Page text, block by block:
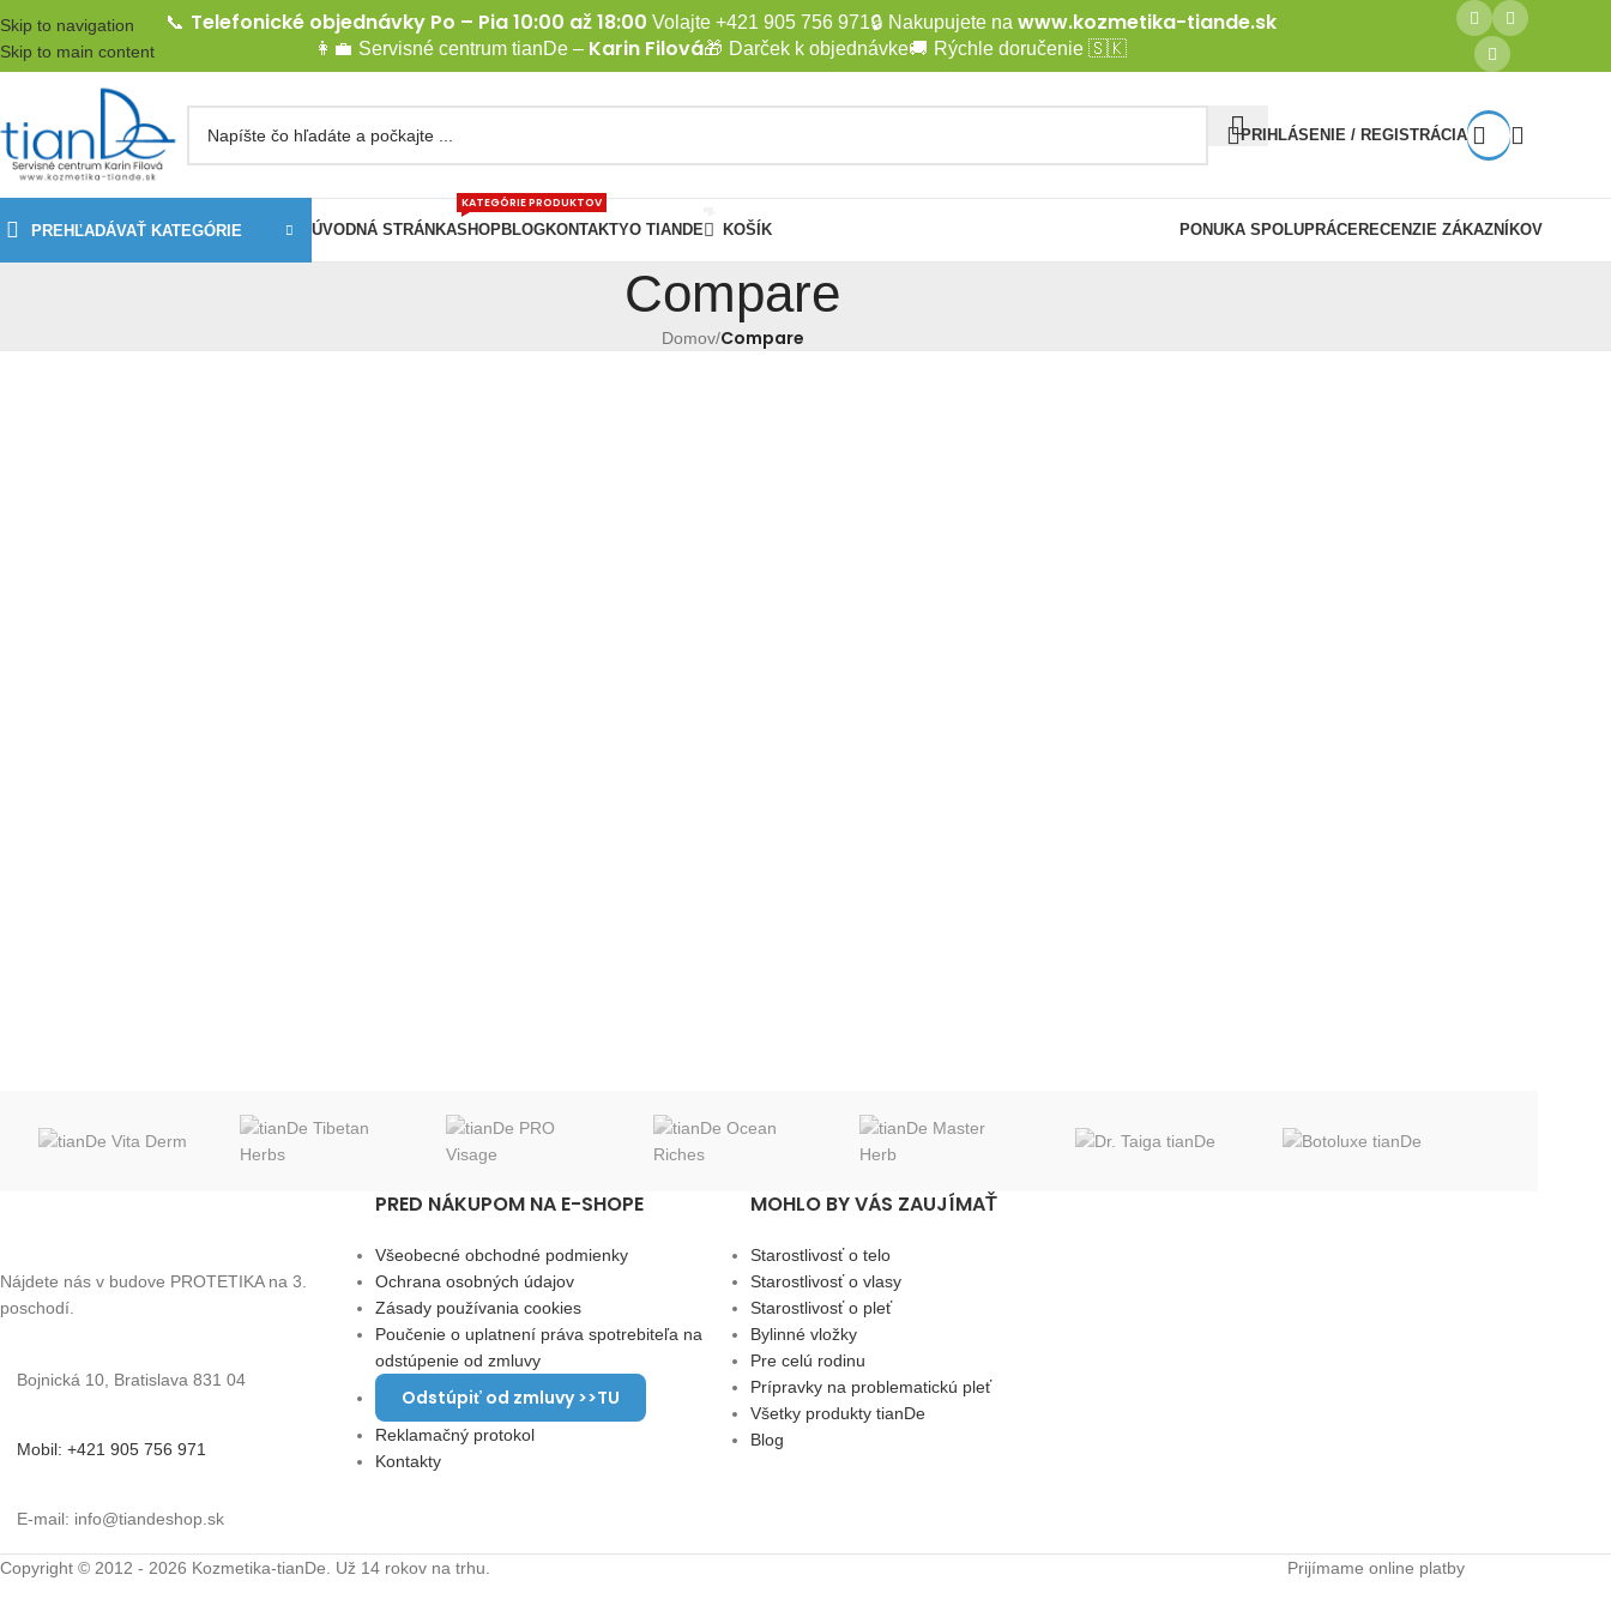
Skip to navigation
Skip to main content
📞 Telefonické objednávky Po – Pia 10:00 až 18:00 Volajte +421 905 756 971🔒 Nakupujete na www.kozmetika-tiande.sk
👩‍💼 Servisné centrum tianDe – Karin Filová🎁 Darček k objednávke🚚 Rýchle doručenie 🇸🇰
PRIHLÁSENIE / REGISTRÁCIA
PREHĽADÁVAŤ KATEGÓRIE ÚVODNÁ STRÁNKASHOP
KATEGÓRIE PRODUKTOV
BLOGKONTAKTYO TIANDE KOŠÍK PONUKA SPOLUPRÁCERECENZIE ZÁKAZNÍKOV
Compare
Domov/Compare
Nájdete nás v budove PROTETIKA na 3.
poschodí.
Bojnická 10, Bratislava 831 04
Mobil: +421 905 756 971
E-mail: info@tiandeshop.sk
PRED NÁKUPOM NA E-SHOPE
Všeobecné obchodné podmienky
Ochrana osobných údajov
Zásady používania cookies
Poučenie o uplatnení práva spotrebiteľa na
odstúpenie od zmluvy
Odstúpiť od zmluvy >>TU
Reklamačný protokol
Kontakty
MOHLO BY VÁS ZAUJÍMAŤ
Starostlivosť o telo
Starostlivosť o vlasy
Starostlivosť o pleť
Bylinné vložky
Pre celú rodinu
Prípravky na problematickú pleť
Všetky produkty tianDe
Blog
Copyright © 2012 - 2026 Kozmetika-tianDe. Už 14 rokov na trhu. Prijímame online platby